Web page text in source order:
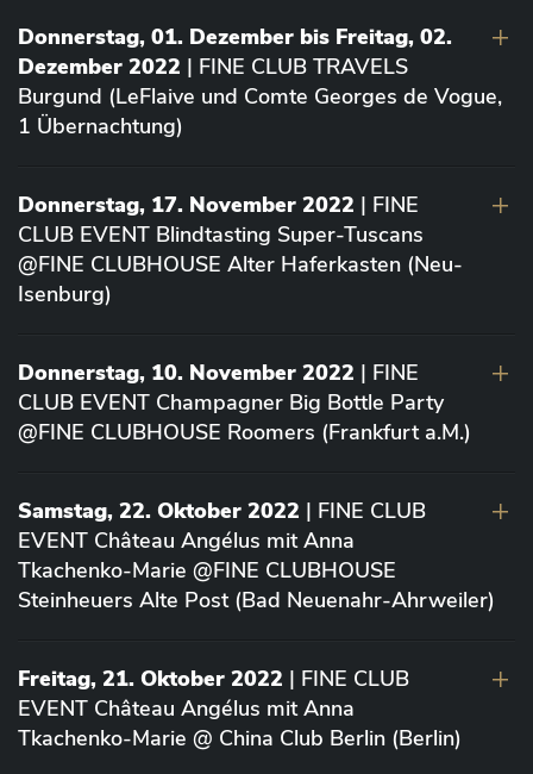
Donnerstag, 01. Dezember bis Freitag, 02.
Dezember 2022 | FINE CLUB TRAVELS
Burgund (LeFlaive und Comte Georges de Vogue,
1 Übernachtung)
Donnerstag, 17. November 2022 | FINE
CLUB EVENT Blindtasting Super-Tuscans
@FINE CLUBHOUSE Alter Haferkasten (Neu-
Isenburg)
Donnerstag, 10. November 2022 | FINE
CLUB EVENT Champagner Big Bottle Party
@FINE CLUBHOUSE Roomers (Frankfurt a.M.)
Samstag, 22. Oktober 2022 | FINE CLUB
EVENT Château Angélus mit Anna
Tkachenko-Marie @FINE CLUBHOUSE
Steinheuers Alte Post (Bad Neuenahr-Ahrweiler)
Freitag, 21. Oktober 2022 | FINE CLUB
EVENT Château Angélus mit Anna
Tkachenko-Marie @ China Club Berlin (Berlin)